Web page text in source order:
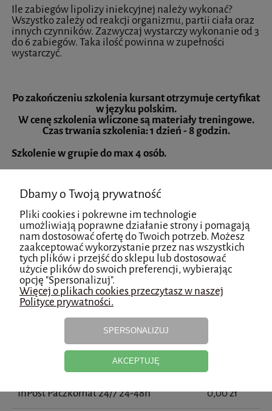
Ile zabiegów lipolizy iniekcyjnej należy wykonać?
Wszystko zależy od reakcji organizmu, partii ciała oraz
innych czynników. Zazwyczaj wystarczy wykonanie od 3
do 6 zabiegów. Taka ilość powinna w zupełności
wystarczyć.
Po zakończeniu szkolenia kursant otrzymuje certyfikat
w języku polskim.
W cenę szkolenia wliczone są materiały treningowe.
Czas trwania szkolenia: 1 dzień - 8 godzin.
Szkolenie w grupie do max 4 osób.
50% do ceny podstawowej.
Koszty dostawy
Cena nie zawiera ewentualnych kosztów płatności
Kraj wysyłki:
InPost Kurier POBRANIE
InPost Paczkomat 24/7 24-48h 0,00 zł
Dbamy o Twoją prywatność
Pliki cookies i pokrewne im technologie
umożliwiają poprawne działanie strony i pomagają
nam dostosować ofertę do Twoich potrzeb. Możesz
zaakceptować wykorzystanie przez nas wszystkich
tych plików i przejść do sklepu lub dostosować
użycie plików do swoich preferencji, wybierając
opcję "Spersonalizuj".
Więcej o plikach cookies przeczytasz w naszej
Polityce prywatności.
SPERSONALIZUJ
AKCEPTUJĘ